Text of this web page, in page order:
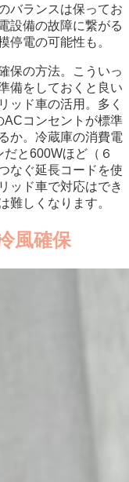
バランスは保ってお
設備の故障に繋がる
停電の可能性も。
保の方法。こういっ
備をしておくと良い
ッド車の活用。多く
ACコンセントが標準
か。冷蔵庫の消費電
と600Wほど（６
なぐ延長コードを使
ッド車で対応はでき
難しくなります。
風確保